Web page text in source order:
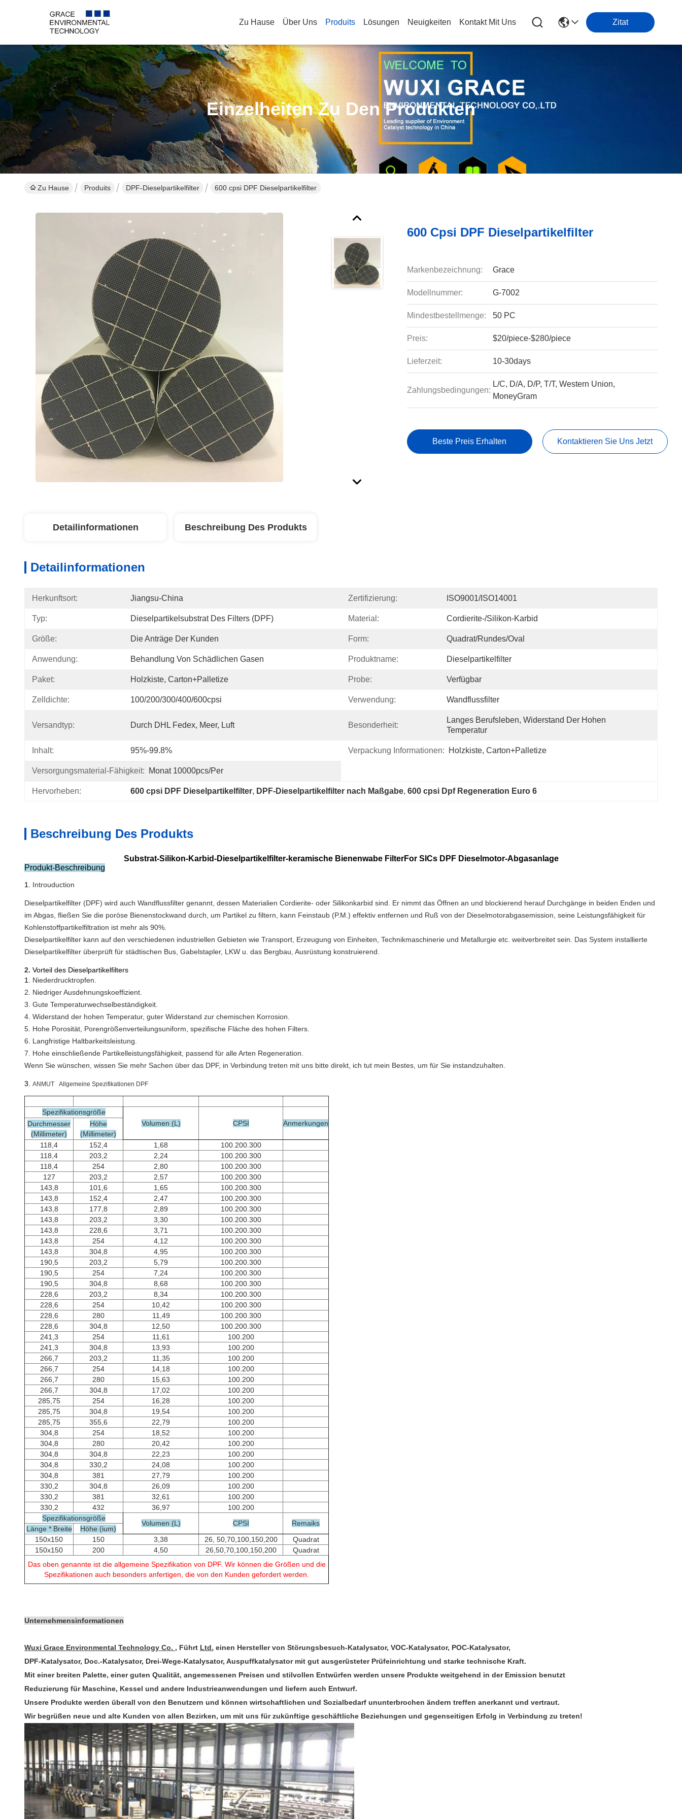
Zu Hause Über Uns Produits Lösungen Neuigkeiten Kontakt Mit Uns Zitat
Einzelheiten Zu Den Produkten
Zu Hause Produits DPF-Dieselpartikelfilter 600 cpsi DPF Dieselpartikelfilter
600 Cpsi DPF Dieselpartikelfilter
Markenbezeichnung: Grace
Modellnummer: G-7002
Mindestbestellmenge: 50 PC
Preis: $20/piece-$280/piece
Lieferzeit: 10-30days
Zahlungsbedingungen:
L/C, D/A, D/P, T/T, Western Union,
MoneyGram
Beste Preis Erhalten Kontaktieren Sie Uns Jetzt
Detailinformationen Beschreibung Des Produkts
Detailinformationen
Herkunftsort: Jiangsu-China Zertifizierung: ISO9001/ISO14001
Typ: Dieselpartikelsubstrat Des Filters (DPF) Material: Cordierite-/Silikon-Karbid
Größe: Die Anträge Der Kunden Form: Quadrat/rundes/Oval
Anwendung: Behandlung Von Schädlichen Gasen Produktname: Dieselpartikelfilter
Paket: Holzkiste, Carton+Palletize Probe: Verfügbar
Zelldichte: 100/200/300/400/600cpsi Verwendung: Wandflussfilter
Versandtyp: Durch DHL Fedex, Meer, Luft Besonderheit:
Langes Berufsleben, Widerstand Der Hohen
Temperatur
Inhalt: 95%-99.8% Verpackung Informationen: Holzkiste, Carton+Palletize
Versorgungsmaterial-Fähigkeit: Monat 10000pcs/per
Hervorheben: 600 cpsi DPF Dieselpartikelfilter, DPF-Dieselpartikelfilter nach Maßgabe, 600 cpsi Dpf Regeneration Euro 6
Beschreibung Des Produkts
Substrat-Silikon-Karbid-Dieselpartikelfilter-keramische Bienenwabe FilterFor SICs DPF Dieselmotor-Abgasanlage
Produkt-Beschreibung
1. Introuduction
Dieselpartikelfilter (DPF) wird auch Wandflussfilter genannt, dessen Materialien Cordierite- oder Silikonkarbid sind. Er nimmt das Öffnen an und blockierend herauf Durchgänge in beiden Enden und
im Abgas, fließen Sie die poröse Bienenstockwand durch, um Partikel zu filtern, kann Feinstaub (P.M.) effektiv entfernen und Ruß von der Dieselmotorabgasemission, seine Leistungsfähigkeit für
Kohlenstoffpartikelfiltration ist mehr als 90%.
Dieselpartikelfilter kann auf den verschiedenen industriellen Gebieten wie Transport, Erzeugung von Einheiten, Technikmaschinerie und Metallurgie etc. weitverbreitet sein. Das System installierte
Dieselpartikelfilter überprüft für städtischen Bus, Gabelstapler, LKW u. das Bergbau, Ausrüstung konstruierend.
2. Vorteil des Dieselpartikelfilters
1. Niederdrucktropfen.
2. Niedriger Ausdehnungskoeffizient.
3. Gute Temperaturwechselbeständigkeit.
4. Widerstand der hohen Temperatur, guter Widerstand zur chemischen Korrosion.
5. Hohe Porosität, Porengrößenverteilungsuniform, spezifische Fläche des hohen Filters.
6. Langfristige Haltbarkeitsleistung.
7. Hohe einschließende Partikelleistungsfähigkeit, passend für alle Arten Regeneration.
Wenn Sie wünschen, wissen Sie mehr Sachen über das DPF, in Verbindung treten mit uns bitte direkt, ich tut mein Bestes, um für Sie instandzuhalten.
3. ANMUT Allgemeine Spezifikationen DPF
Spezifikationsgröße
Volumen (L)
CPSI Anmerkungen
Durchmesser
(Millimeter)
Höhe
(Millimeter)
118,4
152,4 1,68
100.200.300
118,4
203,2 2,24
100.200.300
118,4
254 2,80
100.200.300
127
203,2 2,57
100.200.300
143,8
101,6 1,65
100.200.300
143,8
152,4 2,47
100.200.300
143,8
177,8 2,89
100.200.300
143,8
203,2 3,30
100.200.300
143,8
228,6 3,71
100.200.300
143,8
254 4,12
100.200.300
143,8
304,8 4,95
100.200.300
190,5
203,2 5,79
100.200.300
190,5
254 7,24
100.200.300
190,5
304,8 8,68
100.200.300
228,6
203,2 8,34
100.200.300
228,6
254 10,42
100.200.300
228,6
280 11,49
100.200.300
228,6
304,8 12,50
100.200.300
241,3
254 11,61
100.200
241,3
304,8 13,93
100.200
266,7
203,2 11,35
100.200
266,7
254 14,18
100.200
266,7
280 15,63
100.200
266,7
304,8 17,02
100.200
285,75
254 16,28
100.200
285,75
304,8 19,54
100.200
285,75
355,6 22,79
100.200
304,8
254 18,52
100.200
304,8
280 20,42
100.200
304,8
304,8 22,23
100.200
304,8
330,2 24,08
100.200
304,8
381 27,79
100.200
330,2
304,8 26,09
100.200
330,2
381 32,61
100.200
330,2
432 36,97
100.200
Spezifikationsgröße
Volumen (L) CPSI Remaiks
Länge * Breite
Höhe (ium)
150x150
150 3,38 26, 50,70,100,150,200
Quadrat
150x150
200 4,50 26,50,70,100,150,200
Quadrat
Das oben genannte ist die allgemeine Spezifikation von DPF. Wir können die Größen und die
Spezifikationen auch besonders anfertigen, die von den Kunden gefordert werden.
Unternehmensinformationen
Wuxi Grace Environmental Technology Co. , Führt Ltd. einen Hersteller von Störungsbesuch-Katalysator, VOC-Katalysator, POC-Katalysator,
DPF-Katalysator, Doc.-Katalysator, Drei-Wege-Katalysator, Auspuffkatalysator mit gut ausgerüsteter Prüfeinrichtung und starke technische Kraft.
Mit einer breiten Palette, einer guten Qualität, angemessenen Preisen und stilvollen Entwürfen werden unsere Produkte weitgehend in der Emission benutzt
Reduzierung für Maschine, Kessel und andere Industrieanwendungen und liefern auch Entwurf.
Unsere Produkte werden überall von den Benutzern und können wirtschaftlichen und Sozialbedarf ununterbrochen ändern treffen anerkannt und vertraut.
Wir begrüßen neue und alte Kunden von allen Bezirken, um mit uns für zukünftige geschäftliche Beziehungen und gegenseitigen Erfolg in Verbindung zu treten!